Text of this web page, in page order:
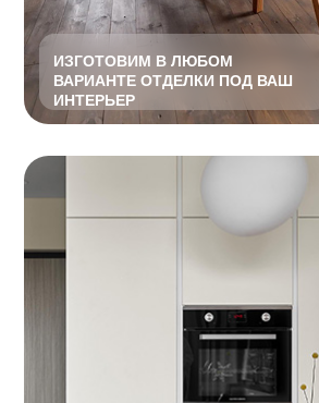
полный комплект выкрасов
чтобы определиться, какой вариант отделки